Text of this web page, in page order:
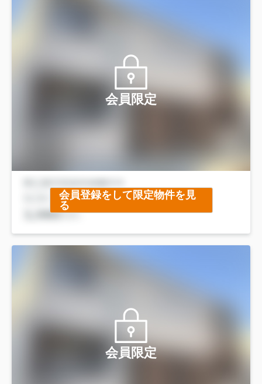
会員限定
会員登録をして限定物件を見
る
会員限定